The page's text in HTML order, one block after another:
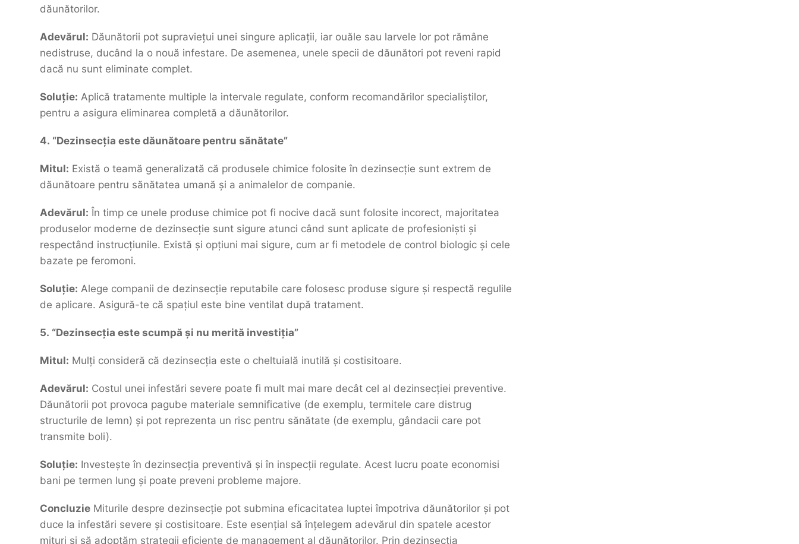
dăunătorilor.
Adevărul: Dăunătorii pot supraviețui unei singure aplicații, iar ouăle sau larvele lor pot rămâne
nedistruse, ducând la o nouă infestare. De asemenea, unele specii de dăunători pot reveni rapid
dacă nu sunt eliminate complet.
Soluție: Aplică tratamente multiple la intervale regulate, conform recomandărilor specialiștilor,
pentru a asigura eliminarea completă a dăunătorilor.
4. “Dezinsecția este dăunătoare pentru sănătate”
Mitul: Există o teamă generalizată că produsele chimice folosite în dezinsecție sunt extrem de
dăunătoare pentru sănătatea umană și a animalelor de companie.
Adevărul: În timp ce unele produse chimice pot fi nocive dacă sunt folosite incorect, majoritatea
produselor moderne de dezinsecție sunt sigure atunci când sunt aplicate de profesioniști și
respectând instrucțiunile. Există și opțiuni mai sigure, cum ar fi metodele de control biologic și cele
bazate pe feromoni.
Soluție: Alege companii de dezinsecție reputabile care folosesc produse sigure și respectă regulile
de aplicare. Asigură-te că spațiul este bine ventilat după tratament.
5. “Dezinsecția este scumpă și nu merită investiția”
Mitul: Mulți consideră că dezinsecția este o cheltuială inutilă și costisitoare.
Adevărul: Costul unei infestări severe poate fi mult mai mare decât cel al dezinsecției preventive.
Dăunătorii pot provoca pagube materiale semnificative (de exemplu, termitele care distrug
structurile de lemn) și pot reprezenta un risc pentru sănătate (de exemplu, gândacii care pot
transmite boli).
Soluție: Investește în dezinsecția preventivă și în inspecții regulate. Acest lucru poate economisi
bani pe termen lung și poate preveni probleme majore.
Concluzie Miturile despre dezinsecție pot submina eficacitatea luptei împotriva dăunătorilor și pot
duce la infestări severe și costisitoare. Este esențial să înțelegem adevărul din spatele acestor
mituri și să adoptăm strategii eficiente de management al dăunătorilor. Prin dezinsecția